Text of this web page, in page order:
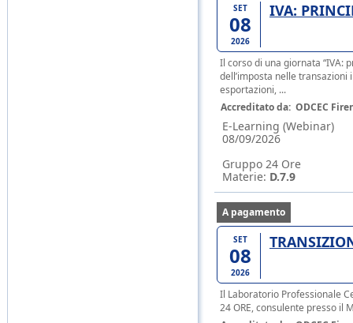
SET
08
2026
IVA:
Il corso di una giornata “IVA:
dell’imposta nelle
esportazioni, ...
Accreditato da: ODCEC
E-Learning (Webinar)
08/09/2026
Gruppo 24 Ore
Materie: D.7.9
A pagamento
SET
08
2026
Il Laboratorio Professionale
24 ORE, consulente presso il